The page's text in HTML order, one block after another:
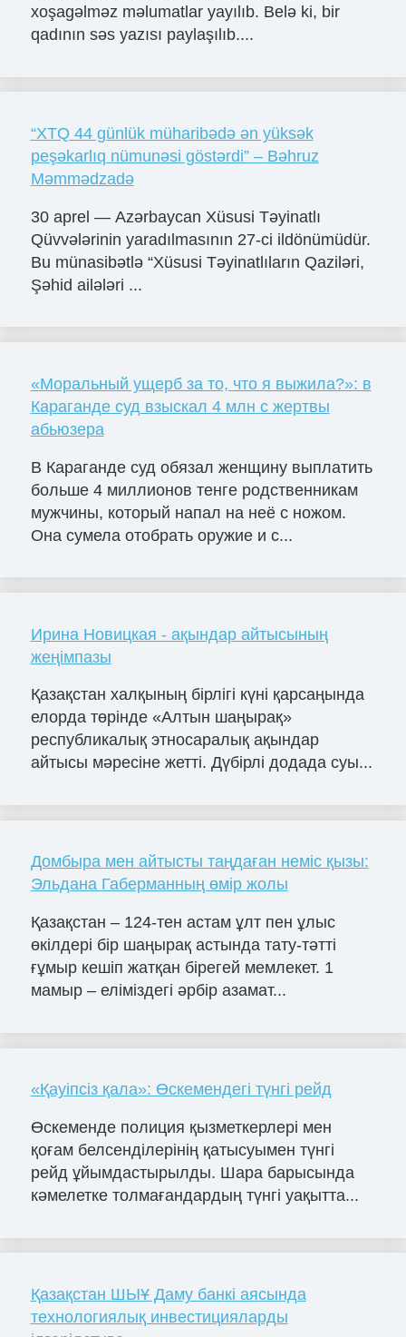
xoşagəlməz məlumatlar yayılıb. Belə ki, bir
qadının səs yazısı paylaşılıb....
“XTQ 44 günlük müharibədə ən yüksək
peşəkarlıq nümunəsi göstərdi” – Bəhruz
Məmmədzadə
30 aprel — Azərbaycan Xüsusi Təyinatlı
Qüvvələrinin yaradılmasının 27-ci ildönümüdür.
Bu münasibətlə “Xüsusi Təyinatlıların Qaziləri,
Şəhid ailələri ...
«Моральный ущерб за то, что я выжила?»: в
Караганде суд взыскал 4 млн с жертвы
абьюзера
В Караганде суд обязал женщину выплатить
больше 4 миллионов тенге родственникам
мужчины, который напал на неё с ножом.
Она сумела отобрать оружие и с...
Ирина Новицкая - ақындар айтысының
жеңімпазы
Қазақстан халқының бірлігі күні қарсаңында
елорда төрінде «Алтын шаңырақ»
республикалық этносаралық ақындар
айтысы мәресіне жетті. Дүбірлі додада суы...
Домбыра мен айтысты таңдаған неміс қызы:
Эльдана Габерманның өмір жолы
Қазақстан – 124-тен астам ұлт пен ұлыс
өкілдері бір шаңырақ астында тату-тәтті
ғұмыр кешіп жатқан бірегей мемлекет. 1
мамыр – еліміздегі әрбір азамат...
«Қауіпсіз қала»: Өскемендегі түнгі рейд
Өскеменде полиция қызметкерлері мен
қоғам белсенділерінің қатысуымен түнгі
рейд ұйымдастырылды. Шара барысында
кәмелетке толмағандардың түнгі уақытта...
Қазақстан ШЫҰ Даму банкі аясында
технологиялық инвестицияларды